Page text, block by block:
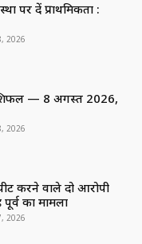
पर दें प्राथमिकता :
2026
— 8 अगस्त 2026,
2026
करने वाले दो आरोपी
का मामला
2026